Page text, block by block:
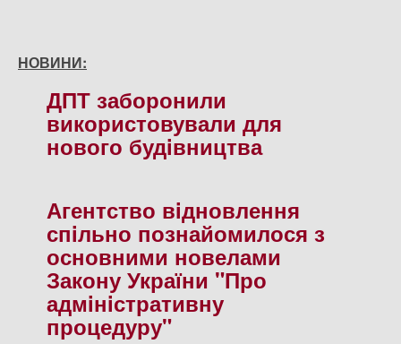
НОВИНИ:
ДПТ заборонили
використовували для
нового будiвництва
Агентство вiдновлення
спiльно познайомилося з
основними новелами
Закону України "Про
адмiнiстративну
процедуру"